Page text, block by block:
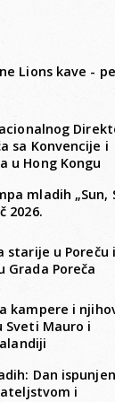
Lions kave -
sa Konvencije i
u Hong Kongu
mladih „Sun,
2026.
starije u Poreču i
Grada Poreča
kampere i
Sveti Mauro i
Dan ispunjen
i